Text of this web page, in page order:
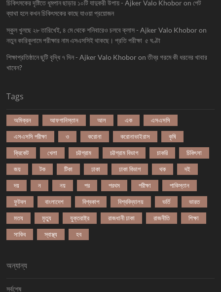
চিকিৎসকের দৃষ্টিতে ধূমপান ছাড়ার ১০টি যাদুকরী উপায় - Ajker Valo Khobor onপেট
ব্যাথা হলে কখন চিকিৎসকের কাছে যাওয়া প্রয়োজন
স্কুল খুলছে ২৮ তারিখেই, ৪ মে থেকে শনিবারেও চলবে ক্লাস - Ajker Valo Khobor on
নতুন কারিকুলামে পরীক্ষার নাম এসএসসিই থাকছে। প্রতি পরীক্ষা ৫ ঘণ্টা
শিক্ষাপ্রতিষ্ঠানে ছুটি বৃদ্ধি ৭ দিন - Ajker Valo Khobor onতীব্র গরমে কী ধরনের খাবার
খাবেন?
Tags
অমিক্রন আফগানিস্তান আল এক এসএসসি
এসএসসি পরীক্ষা ও করোনা করোনাভাইরাস কৃষি
ক্রিকেট খেলা চট্টগ্রাম চট্টগ্রাম বিভাগ চাকরি চিকিৎসা
জয় টক টিকা ঢাকা ঢাকা বিভাগ থক দই
দয় ন নয় পর পরথম পরীক্ষা পাকিস্তান
ফুটবল বাংলাদেশ বিশ্বকাপ বিশ্ববিদ্যালয় ভর্তি ভারত
মতয মৃত্যু যুক্তরাষ্ট্র রাজধানী ঢাকা রাজনীতি শিক্ষা
সাকিব স্বাস্থ্য হব
অন্যান্য
সর্বশেষ